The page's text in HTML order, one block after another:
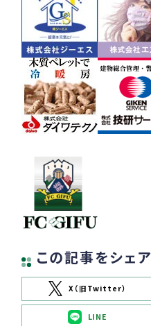
この記事をシェ
X（旧Twitter）
LINE